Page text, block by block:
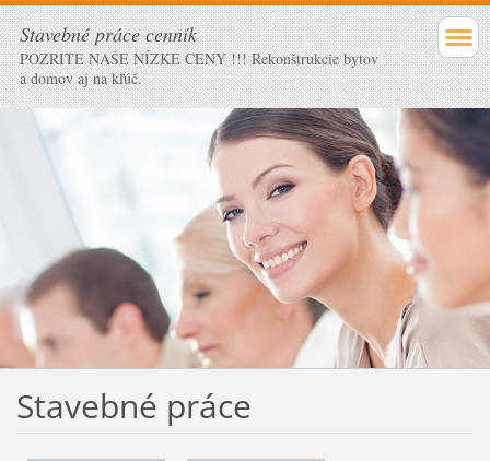
Stavebné práce cenník
POZRITE NAŠE NÍZKE CENY !!! Rekonštrukcie bytov
a domov aj na kľúč.
Stavebné práce